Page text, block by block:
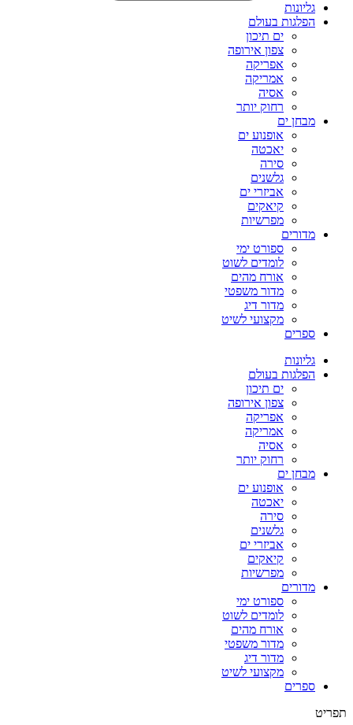
גליונות
הפלגות בעולם
ים תיכון
צפון אירופה
אפריקה
אמריקה
אסיה
רחוק יותר
מבחן ים
אופנוע ים
יאכטה
סירה
גלשנים
אביזרי ים
קיאקים
מפרשיות
מדורים
ספורט ימי
לומדים לשוט
אורח מהים
מדור משפטי
מדור דיג
מקצועי לשיט
ספרים
גליונות
הפלגות בעולם
ים תיכון
צפון אירופה
אפריקה
אמריקה
אסיה
רחוק יותר
מבחן ים
אופנוע ים
יאכטה
סירה
גלשנים
אביזרי ים
קיאקים
מפרשיות
מדורים
ספורט ימי
לומדים לשוט
אורח מהים
מדור משפטי
מדור דיג
מקצועי לשיט
ספרים
תפריט